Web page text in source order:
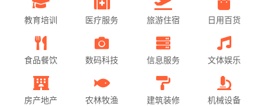
教育培训 医疗服务 旅游住宿 日用百货
食品餐饮 数码科技 信息服务 文体娱乐
房产地产 农林牧渔 建筑装修 机械设备